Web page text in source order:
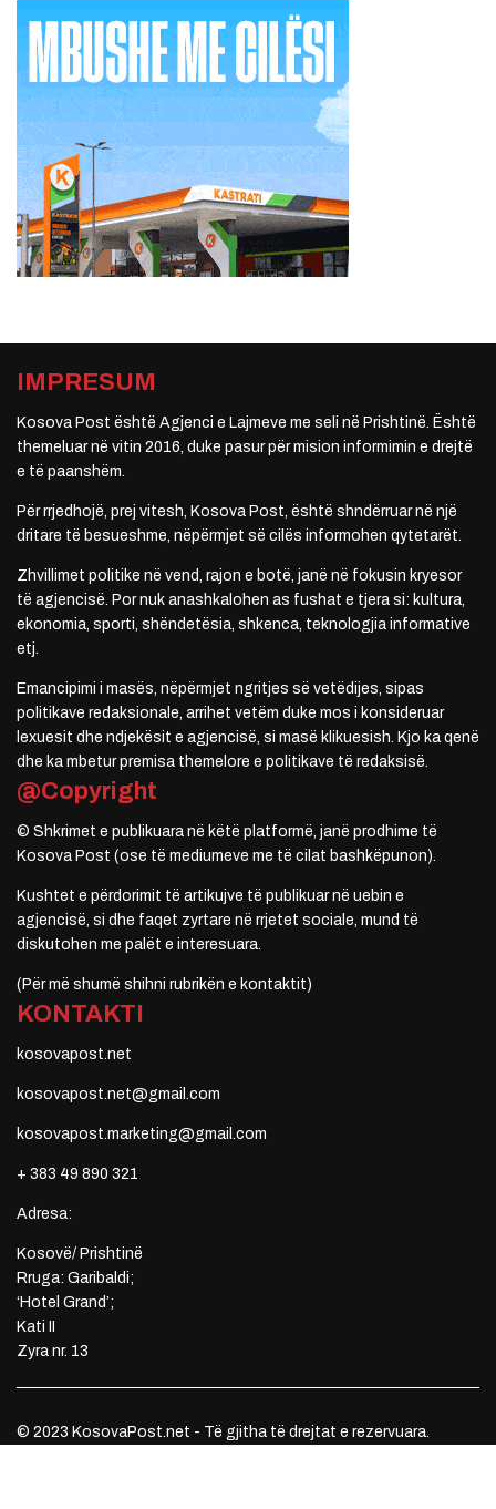
IMPRESUM
Kosova Post është Agjenci e Lajmeve me seli në Prishtinë. Është
themeluar në vitin 2016, duke pasur për mision informimin e drejtë
e të paanshëm.
Për rrjedhojë, prej vitesh, Kosova Post, është shndërruar në një
dritare të besueshme, nëpërmjet së cilës informohen qytetarët.
Zhvillimet politike në vend, rajon e botë, janë në fokusin kryesor
të agjencisë. Por nuk anashkalohen as fushat e tjera si: kultura,
ekonomia, sporti, shëndetësia, shkenca, teknologjia informative
etj.
Emancipimi i masës, nëpërmjet ngritjes së vetëdijes, sipas
politikave redaksionale, arrihet vetëm duke mos i konsideruar
lexuesit dhe ndjekësit e agjencisë, si masë klikuesish. Kjo ka qenë
dhe ka mbetur premisa themelore e politikave të redaksisë.
@Copyright
© Shkrimet e publikuara në këtë platformë, janë prodhime të
Kosova Post (ose të mediumeve me të cilat bashkëpunon).
Kushtet e përdorimit të artikujve të publikuar në uebin e
agjencisë, si dhe faqet zyrtare në rrjetet sociale, mund të
diskutohen me palët e interesuara.
(Për më shumë shihni rubrikën e kontaktit)
KONTAKTI
kosovapost.net
kosovapost.net@gmail.com
kosovapost.marketing@gmail.com
+ 383 49 890 321
Adresa:
Kosovë/ Prishtinë
Rruga: Garibaldi;
‘Hotel Grand’;
Kati II
Zyra nr. 13
© 2023 KosovaPost.net - Të gjitha të drejtat e rezervuara.